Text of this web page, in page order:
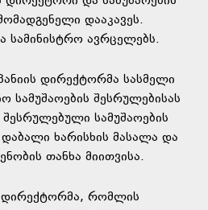
დააკავეს.
სამინისტრო ავრცელებს.
დირექტორმა სასმელი
სამუშაოების შესრულებისას
სამუშაოების
ხარისხის მასალა და
თანხა მიითვისა.
დირექტორმა, რომლის